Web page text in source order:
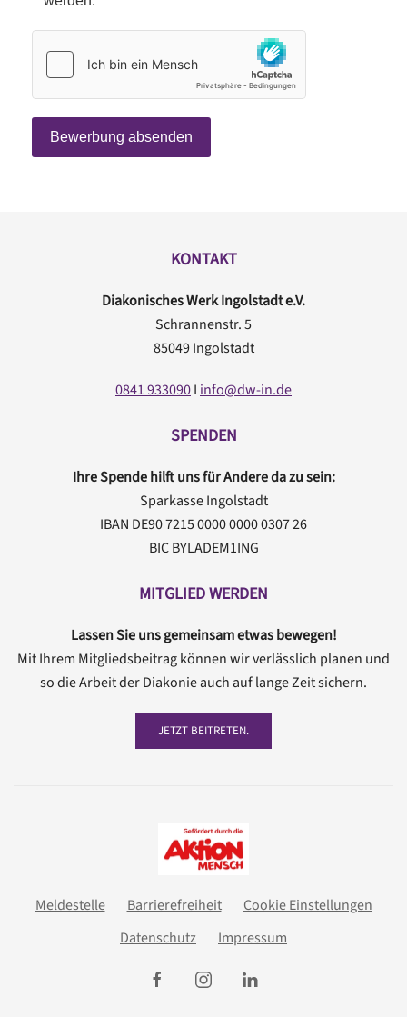
Bewerbung absenden
KONTAKT
Diakonisches Werk Ingolstadt e.V.
Schrannenstr. 5
85049 Ingolstadt
0841 933090I info@dw-in.de
SPENDEN
Ihre Spende hilft uns für Andere da zu sein:
Sparkasse Ingolstadt
IBAN DE90 7215 0000 0000 0307 26
BIC BYLADEM1ING
MITGLIED WERDEN
Lassen Sie uns gemeinsam etwas bewegen!
Mit Ihrem Mitgliedsbeitrag können wir verlässlich planen und
so die Arbeit der Diakonie auch auf lange Zeit sichern.
JETZT BEITRETEN.
Meldestelle Barrierefreiheit
Cookie Einstellungen
Datenschutz
Impressum